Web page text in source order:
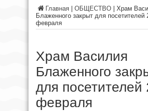
Главная ОБЩЕСТВО
Храм
Блаженного закрыт для посетителей
февраля
Храм Василия
Блаженного
для посетителей
февраля